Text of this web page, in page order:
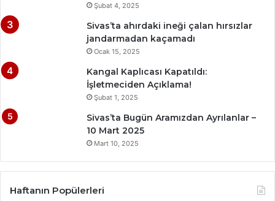
Şubat 4, 2025
Sivas’ta ahırdaki ineği çalan hırsızlar
jandarmadan kaçamadı
Ocak 15, 2025
Kangal Kaplıcası Kapatıldı:
İşletmeciden Açıklama!
Şubat 1, 2025
Sivas’ta Bugün Aramızdan Ayrılanlar –
10 Mart 2025
Mart 10, 2025
Haftanın Popülerleri